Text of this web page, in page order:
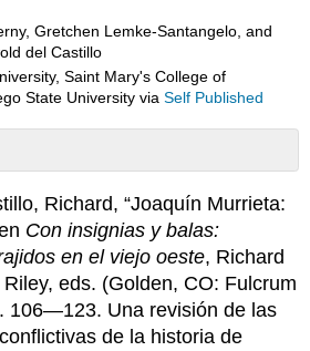
Gretchen Lemke-Santangelo, and
del Castillo
Saint Mary's College of
State Universityvia Self Published
Richard, “Joaquín Murrieta:
Con insignias y balas:
en el viejo oeste, Richard
eds. (Golden, CO: Fulcrum
106—123. Una revisión de las
de la historia de